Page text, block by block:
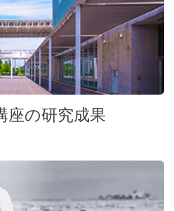
座の研究成果